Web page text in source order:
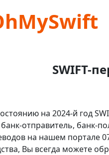
SWIFT-
на 2024-й год
отправитель, банк-
на нашем портале
Вы всегда можете